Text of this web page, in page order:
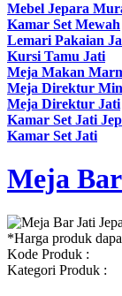
Mebel Jepara
Kamar Set Mewah
Lemari Pakaian
Kursi Tamu Jati
Meja Makan
Meja Direktur
Meja Direktur Jati
Kamar Set Jati
Kamar Set Jati
Meja
*Harga produk
Kode Produk :
Kategori Produk :